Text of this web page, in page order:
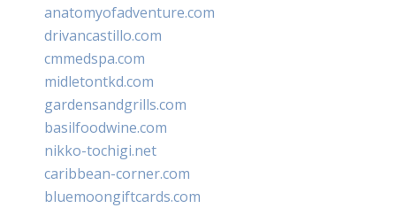
anatomyofadventure.com
drivancastillo.com
cmmedspa.com
midletontkd.com
gardensandgrills.com
basilfoodwine.com
nikko-tochigi.net
caribbean-corner.com
bluemoongiftcards.com